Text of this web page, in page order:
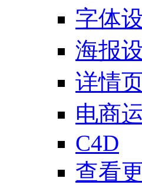
字体
海报
详情
电商
C4D
查看